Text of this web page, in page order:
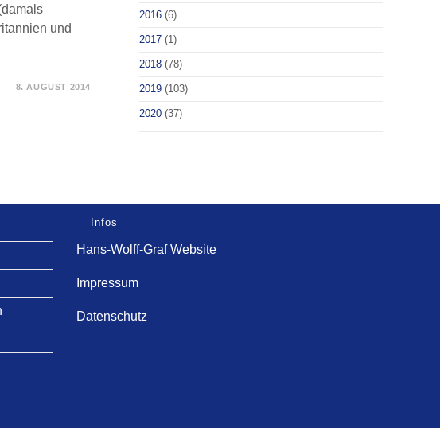
und
8. AUGUST 2014
2016 (6)
2017 (1)
2018 (78)
2019 (103)
2020 (37)
Infos
Hans-Wolff-Graf Website
Impressum
Datenschutz